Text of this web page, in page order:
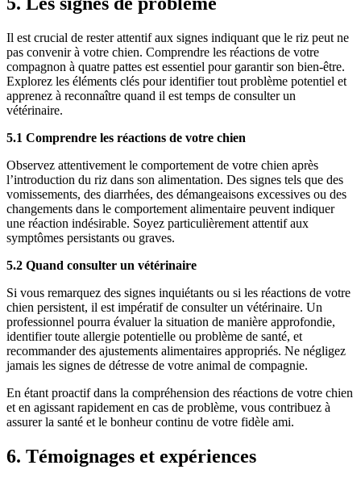
Il est crucial de rester attentif aux signes indiquant que le riz peut ne
pas convenir à votre chien. Comprendre les réactions de votre
compagnon à quatre pattes est essentiel pour garantir son bien-être.
Explorez les éléments clés pour identifier tout problème potentiel et
apprenez à reconnaître quand il est temps de consulter un
vétérinaire.
5.1 Comprendre les réactions de votre chien
Observez attentivement le comportement de votre chien après
l’introduction du riz dans son alimentation. Des signes tels que des
vomissements, des diarrhées, des démangeaisons excessives ou des
changements dans le comportement alimentaire peuvent indiquer
une réaction indésirable. Soyez particulièrement attentif aux
symptômes persistants ou graves.
5.2 Quand consulter un vétérinaire
Si vous remarquez des signes inquiétants ou si les réactions de votre
chien persistent, il est impératif de consulter un vétérinaire. Un
professionnel pourra évaluer la situation de manière approfondie,
identifier toute allergie potentielle ou problème de santé, et
recommander des ajustements alimentaires appropriés. Ne négligez
jamais les signes de détresse de votre animal de compagnie.
En étant proactif dans la compréhension des réactions de votre chien
et en agissant rapidement en cas de problème, vous contribuez à
assurer la santé et le bonheur continu de votre fidèle ami.
6. Témoignages et expériences